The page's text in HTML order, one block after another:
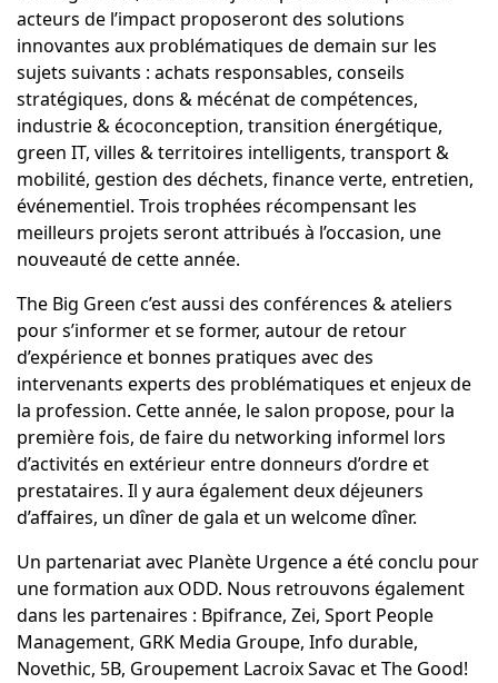
acteurs de l’impact proposeront des solutions
innovantes aux problématiques de demain sur les
sujets suivants : achats responsables, conseils
stratégiques, dons & mécénat de compétences,
industrie & écoconception, transition énergétique,
green IT, villes & territoires intelligents, transport &
mobilité, gestion des déchets, finance verte, entretien,
événementiel. Trois trophées récompensant les
meilleurs projets seront attribués à l’occasion, une
nouveauté de cette année.
The Big Green c’est aussi des conférences & ateliers
pour s’informer et se former, autour de retour
d’expérience et bonnes pratiques avec des
intervenants experts des problématiques et enjeux de
la profession. Cette année, le salon propose, pour la
première fois, de faire du networking informel lors
d’activités en extérieur entre donneurs d’ordre et
prestataires. Il y aura également deux déjeuners
d’affaires, un dîner de gala et un welcome dîner.
Un partenariat avec Planète Urgence a été conclu pour
une formation aux ODD. Nous retrouvons également
dans les partenaires : Bpifrance, Zei, Sport People
Management, GRK Media Groupe, Info durable,
Novethic, 5B, Groupement Lacroix Savac et The Good!